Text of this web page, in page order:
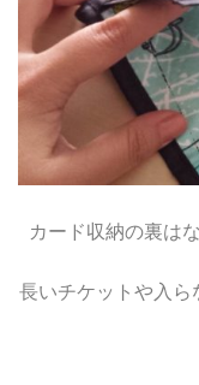
カード収納の裏は
長いチケットや入ら